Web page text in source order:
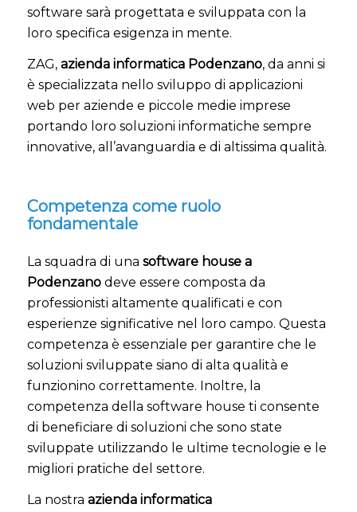
software sarà progettata e sviluppata con la
loro specifica esigenza in mente.
ZAG, azienda informatica Podenzano, da anni si
è specializzata nello sviluppo di applicazioni
web per aziende e piccole medie imprese
portando loro soluzioni informatiche sempre
innovative, all’avanguardia e di altissima qualità.
Competenza come ruolo
fondamentale
La squadra di una software house a
Podenzanodeve essere composta da
professionisti altamente qualificati e con
esperienze significative nel loro campo. Questa
competenza è essenziale per garantire che le
soluzioni sviluppate siano di alta qualità e
funzionino correttamente. Inoltre, la
competenza della software house ti consente
di beneficiare di soluzioni che sono state
sviluppate utilizzando le ultime tecnologie e le
migliori pratiche del settore.
La nostra azienda informatica